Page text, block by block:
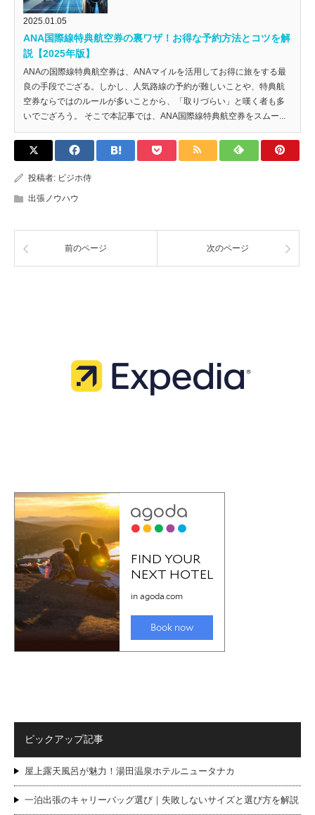
2025.01.05
ANA国際線特典航空券の裏ワザ！お得な予約方法とコツを解
説【2025年版】
ANAの国際線特典航空券は、ANAマイルを活用してお得に旅をする最
良の手段でござる。しかし、人気路線の予約が難しいことや、特典航
空券ならではのルールが多いことから、「取りづらい」と嘆く者も多
いでござろう。 そこで本記事では、ANA国際線特典航空券をスムー...
投稿者: ビジホ侍
出張ノウハウ
前のページ 次のページ
ピックアップ記事
屋上露天風呂が魅力！湯田温泉ホテルニュータナカ
一泊出張のキャリーバッグ選び｜失敗しないサイズと選び方を解説